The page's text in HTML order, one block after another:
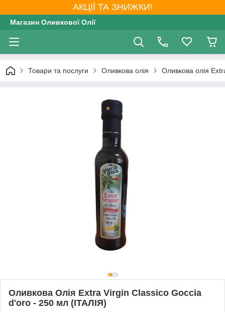
АКЦІЇ ТА ЗНИЖКИ!
Магазин Оливкової Олії
Товари та послуги Оливкова олія Оливкова олія
Оливкова Олія Extra Virgin Classico Goccia
d'oro - 250 мл (ІТАЛІЯ)